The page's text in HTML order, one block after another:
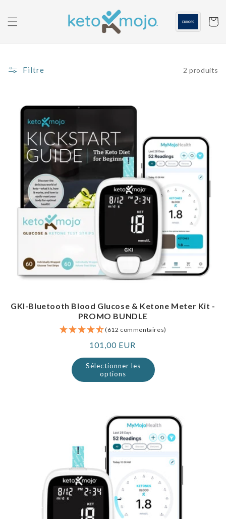
content
Panier
Filtre 2 produits
GKI-Bluetooth Blood Glucose & Ketone Meter Kit -
PROMO BUNDLE
(612 commentaires)
Prix
normal
101,00 EUR
Sélectionner les
options